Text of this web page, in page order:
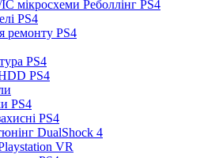
мікросхеми Реболлінг PS4
PS4
ремонту PS4
PS4
PS4
PS4
PS4
DualShock 4
VR